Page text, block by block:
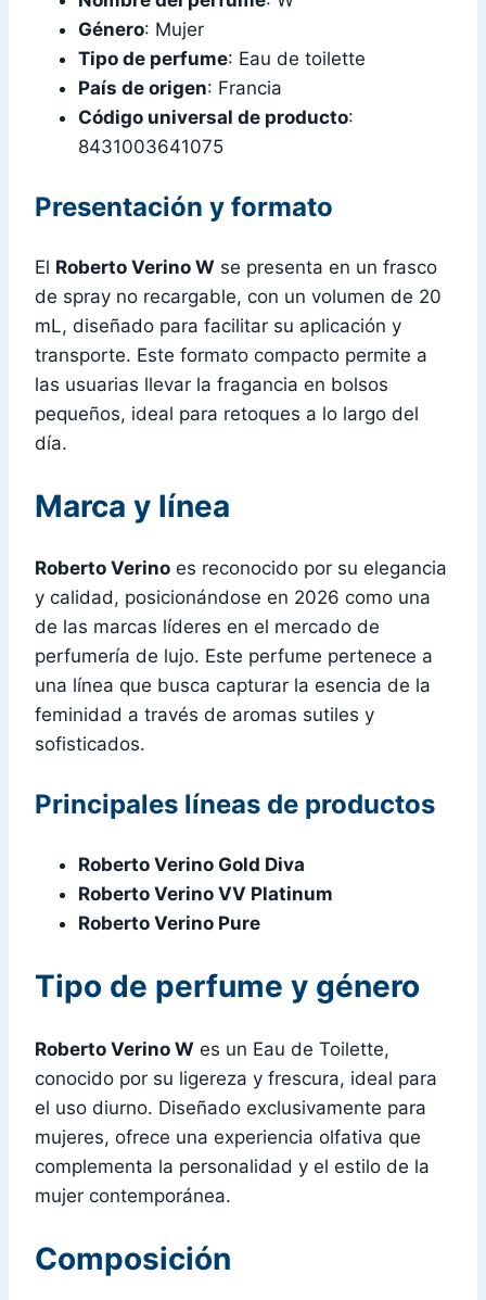
Género: Mujer
Tipo de perfume: Eau de toilette
País de origen: Francia
Código universal de producto:
8431003641075
Presentación y formato
El Roberto Verino W se presenta en un frasco
de spray no recargable, con un volumen de 20
mL, diseñado para facilitar su aplicación y
transporte. Este formato compacto permite a
las usuarias llevar la fragancia en bolsos
pequeños, ideal para retoques a lo largo del
día.
Marca y línea
Roberto Verino es reconocido por su elegancia
y calidad, posicionándose en 2026 como una
de las marcas líderes en el mercado de
perfumería de lujo. Este perfume pertenece a
una línea que busca capturar la esencia de la
feminidad a través de aromas sutiles y
sofisticados.
Principales líneas de productos
Roberto Verino Gold Diva
Roberto Verino VV Platinum
Roberto Verino Pure
Tipo de perfume y género
Roberto Verino W es un Eau de Toilette,
conocido por su ligereza y frescura, ideal para
el uso diurno. Diseñado exclusivamente para
mujeres, ofrece una experiencia olfativa que
complementa la personalidad y el estilo de la
mujer contemporánea.
Composición